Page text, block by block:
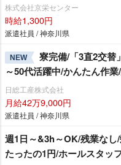
株式会社京栄センター
時給1,300円
派遣社員 / 神奈川県
NEW
寮完備/「3直2交替
～50代活躍中/かんたん作
日総工産株式会社
月給42万9,000円
派遣社員 / 神奈川県
週1日～&3h～OK/残業な
たったの1円/ホールスタッ